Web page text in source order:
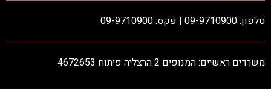
טלפון: 09-9710900 | פקס: 09-9710900
משרדים ראשיים: המנופים 2 הרצליה פיתוח 4672653